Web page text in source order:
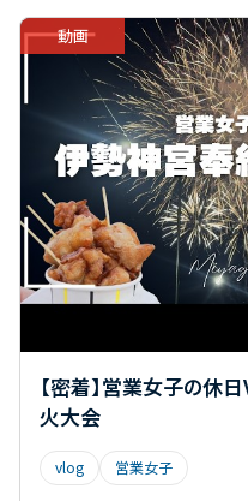
MailFileLink
RaaS
SaaS SCS
Teams
URL無害化
vlog
アカウント管理
イミュ
ウイルスメール対策
オフショット
クラウド
クラウドメール
コーポ
サイバーセキュリティ
スパム対策
ダントツセキュリティ
動画
【密着】営業女子の休
火大会
vlog 営業女子